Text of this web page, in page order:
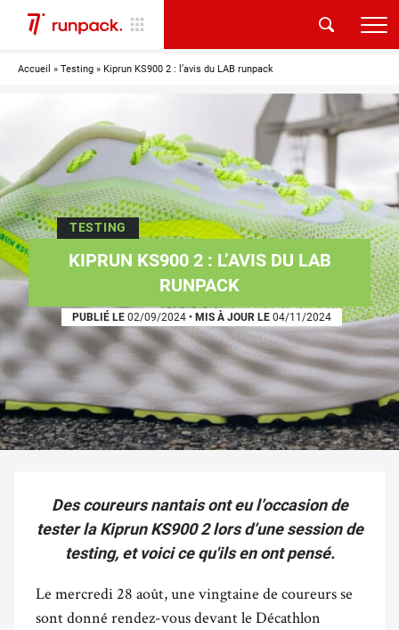
Accueil » Testing » Kiprun KS900 2 : l’avis du LAB runpack
TESTING
KIPRUN KS900 2 : L’AVIS DU LAB
RUNPACK
PUBLIÉ LE 02/09/2024 • MIS À JOUR LE 04/11/2024
Des coureurs nantais ont eu l’occasion de
tester la Kiprun KS900 2 lors d’une session de
testing, et voici ce qu'ils en ont pensé.
Le mercredi 28 août, une vingtaine de coureurs se
sont donné rendez-vous devant le Décathlon